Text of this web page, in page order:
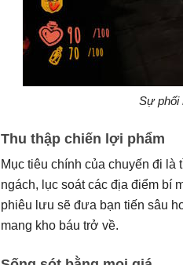
Sự phối
Thu thập chiến lợi phẩm
Mục tiêu chính của chuyến đi là
ngách, lục soát các địa điểm bí
phiêu lưu sẽ đưa bạn tiến sâu
mang kho báu trở về.